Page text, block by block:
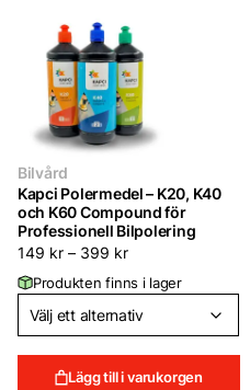
Bilvård
Kapci Polermedel – K20, K40
och K60 Compound för
Professionell Bilpolering
149 kr – 399 kr
Produkten finns i lager
Lägg till i varukorgen